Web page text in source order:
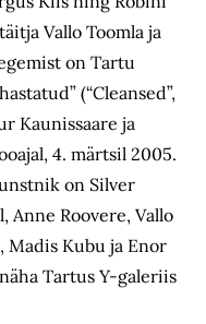
Vallo Toomla ja
on Tartu
(“Cleansed”,
Kaunissaare ja
4. märtsil 2005.
on Silver
Anne Roovere, Vallo
Kubu ja Enor
Tartus Y-galeriis